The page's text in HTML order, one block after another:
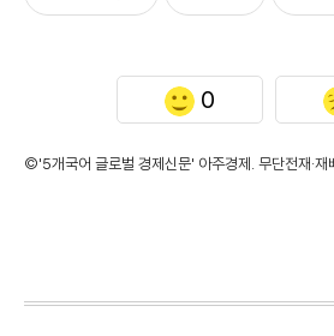
0
©'5개국어 글로벌 경제신문' 아주경제. 무단전재·재